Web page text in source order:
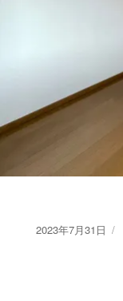
Posted
2023年7月31日